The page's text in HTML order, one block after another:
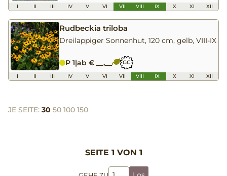
I II III IV V VI VII VIII IX X XI XII
Rudbeckia triloba
Dreilappiger Sonnenhut, 120 cm, gelb, VIII-IX
P 1|ab € __,__ GC
I II III IV V VI VII VIII IX X XI XII
JE SEITE: 30 50 100 150
SEITE 1 VON 1